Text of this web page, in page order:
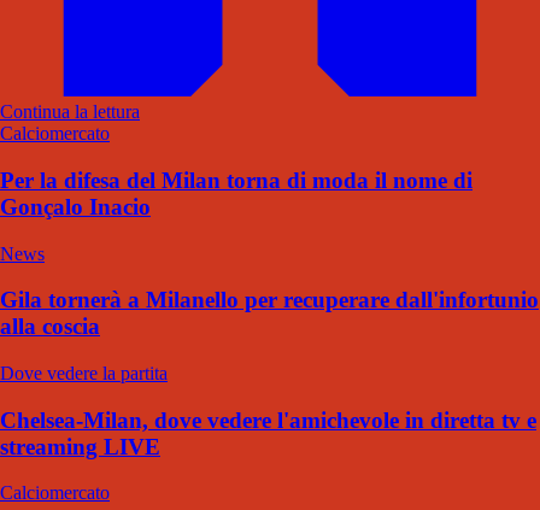
Continua la lettura
Calciomercato
Per la difesa del Milan torna di moda il nome di
Gonçalo Inacio
News
Gila tornerà a Milanello per recuperare dall'infortunio
alla coscia
Dove vedere la partita
Chelsea-Milan, dove vedere l'amichevole in diretta tv e
streaming LIVE
Calciomercato